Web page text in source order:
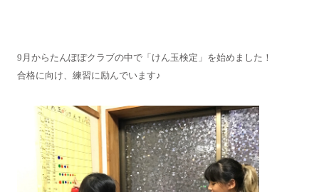
9月からたんぽぽクラブの中で「けん玉検定」を始めました！
合格に向け、練習に励んでいます♪